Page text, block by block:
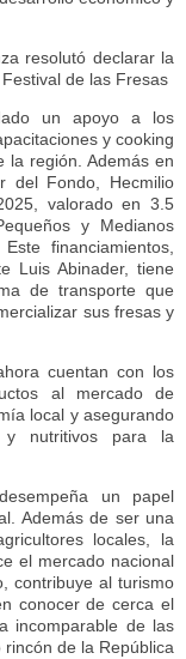
resolutó declarar la
de las Fresas
un apoyo a los
y cooking
la región. Además en
del Fondo, Hecmilio
valorado en 3.5
y Medianos
financiamientos,
Luis Abinader, tiene
de transporte que
sus fresas y
cuentan con los
al mercado de
local y asegurando
y nutritivos para la
un papel
Además de ser una
locales, la
el mercado nacional
contribuye al turismo
conocer de cerca el
incomparable de las
de la República